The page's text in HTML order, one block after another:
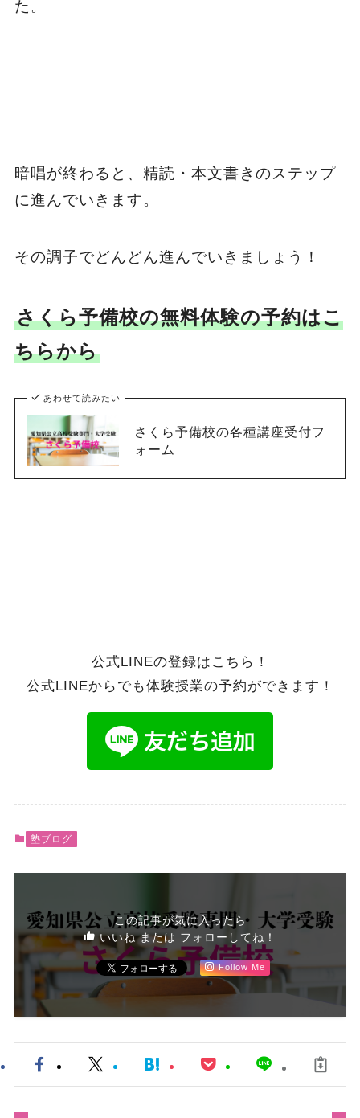
た。
暗唱が終わると、精読・本文書きのステップ
に進んでいきます。
その調子でどんどん進んでいきましょう！
さくら予備校の無料体験の予約はこ
ちらから
あわせて読みたい
さくら予備校の各種講座受付フ
ォーム
公式LINEの登録はこちら！
公式LINEからでも体験授業の予約ができます！
塾ブログ
この記事が気に入ったら
いいね または フォローしてね！
Follow Me